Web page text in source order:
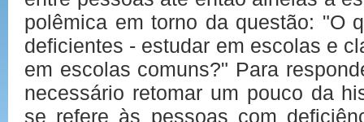
polêmica em torno da questão: "O
deficientes - estudar em escolas e
em escolas comuns?" Para
necessário retomar um pouco da
se refere às pessoas com